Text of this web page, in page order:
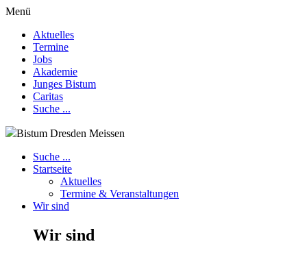
Menü
Aktuelles
Termine
Jobs
Akademie
Junges Bistum
Caritas
Suche ...
Bistum Dresden Meissen
Suche ...
Startseite
Aktuelles
Termine & Veranstaltungen
Wir sind
Wir sind